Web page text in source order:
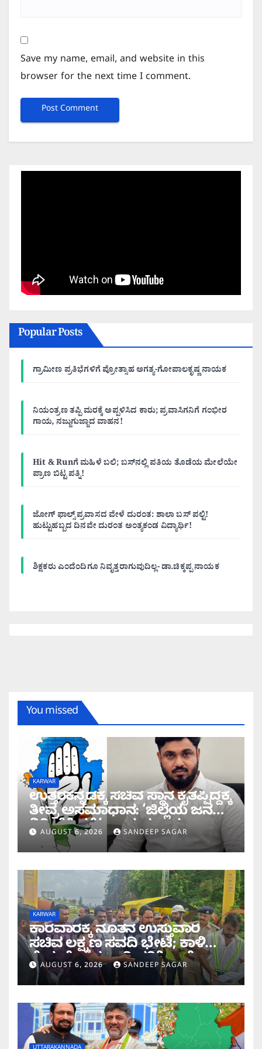
Save my name, email, and website in this
browser for the next time I comment.
Popular Posts
ಗ್ರಾಮೀಣ ಪ್ರತಿಭೆಗಳಿಗೆ ಪ್ರೋತ್ಸಾಹ ಅಗತ್ಯ-ಗೋಪಾಲಕೃಷ್ಣ ನಾಯಕ
ನಿಯಂತ್ರಣ ತಪ್ಪಿ ಮರಕ್ಕೆ ಅಪ್ಪಳಿಸಿದ ಕಾರು; ಪ್ರವಾಸಿಗನಿಗೆ ಗಂಭೀರ
ಗಾಯ, ನಜ್ಜುಗುಜ್ಜಾದ ವಾಹನ!
Hit & Runಗೆ ಮಹಿಳೆ ಬಲಿ; ಬಸ್‌ನಲ್ಲಿ ಪತಿಯ ತೊಡೆಯ ಮೇಲೆಯೇ
ಪ್ರಾಣ ಬಿಟ್ಟ ಪತ್ನಿ!
ಜೋಗ್ ಫಾಲ್ಸ್ ಪ್ರವಾಸದ ವೇಳೆ ದುರಂತ: ಶಾಲಾ ಬಸ್ ಪಲ್ಟಿ!
ಹುಟ್ಟುಹಬ್ಬದ ದಿನವೇ ದುರಂತ ಅಂತ್ಯಕಂಡ ವಿದ್ಯಾರ್ಥಿ!
ಶಿಕ್ಷಕರು ಎಂದೆಂದಿಗೂ ನಿವೃತ್ತರಾಗುವುದಿಲ್ಲ- ಡಾ.ಚಿಕ್ಕಪ್ಪ ನಾಯಕ
You missed
KARWAR
ಉತ್ತರಕನ್ನಡಕ್ಕೆ ಸಚಿವ ಸ್ಥಾನ ಕೈತಪ್ಪಿದ್ದಕ್ಕೆ
ತೀವ್ರ ಅಸಮಾಧಾನ: ‘ಜಿಲ್ಲೆಯ ಜನರ
ನಿರೀಕ್ಷೆಗೆ ಧಕ್ಕೆ’ ಎಂದ ಪ್ರಸಾದ
ಗಾಂವಕರ್
AUGUST 6, 2026 SANDEEP SAGAR
KARWAR
ಕಾರವಾರಕ್ಕೆ ನೂತನ ಉಸ್ತುವಾರಿ
ಸಚಿವ ಲಕ್ಷ್ಮಣ ಸವದಿ ಭೇಟಿ; ಕಾಳಿ
ಸೇತುವೆ ಕಾಮಗಾರಿ ಪರಿಶೀಲನೆ
AUGUST 6, 2026 SANDEEP SAGAR